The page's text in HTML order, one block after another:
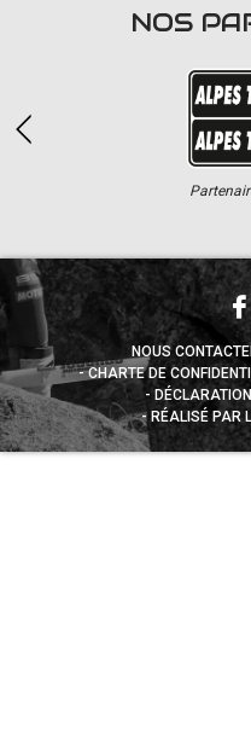
PARTENAIRES
NOS
NOUS
CHARTE DE
RÉALISÉ PAR